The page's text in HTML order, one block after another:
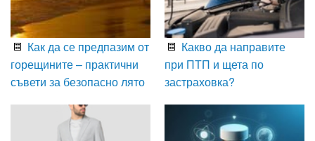
Как да се предпазим от
горещините – практични
съвети за безопасно лято
Какво да направите
при ПТП и щета по
застраховка?